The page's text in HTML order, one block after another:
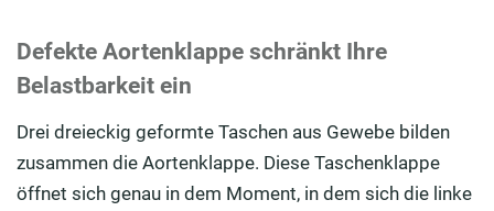
Defekte Aortenklappe schränkt Ihre
Belastbarkeit ein
Drei dreieckig geformte Taschen aus Gewebe bilden
zusammen die Aortenklappe. Diese Taschenklappe
öffnet sich genau in dem Moment, in dem sich die linke